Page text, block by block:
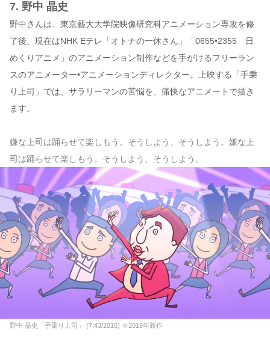
7. 野中 晶史
野中さんは、東京藝大大学院映像研究科アニメーション専攻を修
了後、現在はNHK Eテレ「オトナの一休さん」「0655•2355 日
めくりアニメ」のアニメーション制作などを手がけるフリーラン
スのアニメーター•アニメーションディレクター。上映する「手乗
り上司」では、サラリーマンの苦悩を、痛快なアニメートで描き
ます。
嫌な上司は踊らせて楽しもう。そうしよう、そうしよう。嫌な上
司は踊らせて楽しもう。そうしよう、そうしよう。
野中 晶史「手乗り上司」 (7:43/2016) ※2016年新作